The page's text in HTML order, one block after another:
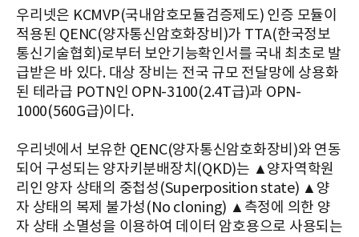
우리넷은 KCMVP(국내암호모듈검증제도) 인증 모듈이
적용된 QENC(양자통신암호화장비)가 TTA(한국정보
통신기술협회)로부터 보안기능확인서를 국내 최초로 발
급받은 바 있다. 대상 장비는 전국 규모 전달망에 상용화
된 테라급 POTN인 OPN-3100(2.4T급)과 OPN-
1000(560G급)이다.
우리넷에서 보유한 QENC(양자통신암호화장비)와 연동
되어 구성되는 양자키분배장치(QKD)는 ▲양자역학원
리인 양자 상태의 중첩성(Superposition state) ▲양
자 상태의 복제 불가성(No cloning) ▲측정에 의한 양
자 상태 소멸성을 이용하여 데이터 암호용으로 사용되는